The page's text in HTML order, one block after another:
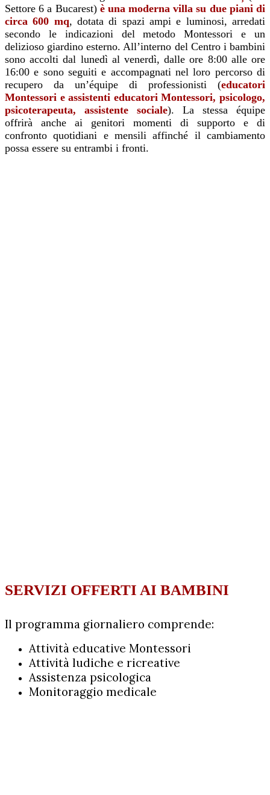
Settore 6 a Bucarest) è una moderna villa su due piani di
circa 600 mq, dotata di spazi ampi e luminosi, arredati
secondo le indicazioni del metodo Montessori e un
delizioso giardino esterno. All’interno del Centro i bambini
sono accolti dal lunedì al venerdì, dalle ore 8:00 alle ore
16:00 e sono seguiti e accompagnati nel loro percorso di
recupero da un’équipe di professionisti (educatori
Montessori e assistenti educatori Montessori, psicologo,
psicoterapeuta, assistente sociale). La stessa équipe
offrirà anche ai genitori momenti di supporto e di
confronto quotidiani e mensili affinché il cambiamento
possa essere su entrambi i fronti.
SERVIZI OFFERTI AI BAMBINI
Il programma giornaliero comprende:
Attività educative Montessori
Attività ludiche e ricreative
Assistenza psicologica
Monitoraggio medicale